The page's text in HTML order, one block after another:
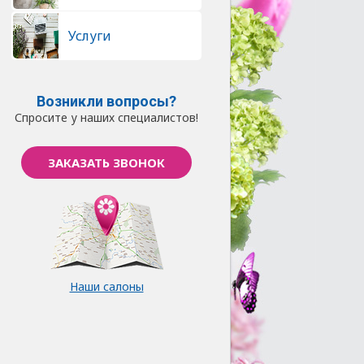
Услуги
Возникли вопросы?
Спросите у наших специалистов!
ЗАКАЗАТЬ ЗВОНОК
Наши салоны